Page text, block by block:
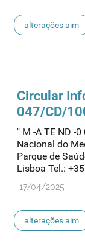
alterações aim
Circular
047/CD/
" M -A TE ND -
Nacional do
Parque de
Lisboa Tel.:
17/04/2025
alterações aim